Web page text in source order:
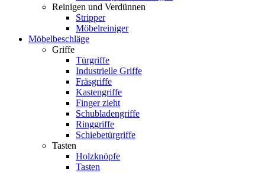
Reinigen und Verdünnen
Stripper
Möbelreiniger
Möbelbeschläge
Griffe
Türgriffe
Industrielle Griffe
Fräsgriffe
Kastengriffe
Finger zieht
Schubladengriffe
Ringgriffe
Schiebetürgriffe
Tasten
Holzknöpfe
Tasten